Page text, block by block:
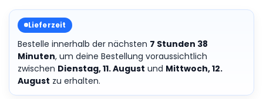
Lieferzeit
Bestelle innerhalb der nächsten 7 Stunden 38
Minuten, um deine Bestellung voraussichtlich
zwischen Dienstag, 11. August und Mittwoch, 12.
August zu erhalten.